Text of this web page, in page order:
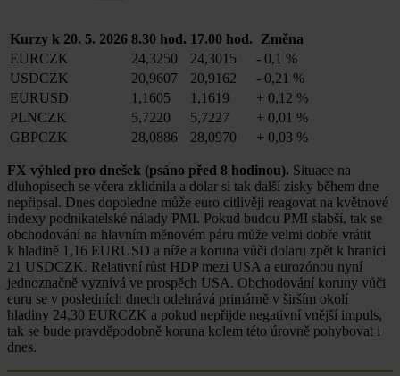
Kurzy k 20. 5. 2026 8.30 hod. 17.00 hod.
Změna
EURCZK
24,3250 24,3015 - 0,1 %
USDCZK
20,9607 20,9162 - 0,21 %
EURUSD
1,1605 1,1619 + 0,12 %
PLNCZK
5,7220 5,7227 + 0,01 %
GBPCZK
28,0886 28,0970 + 0,03 %
FX výhled pro dnešek (psáno před 8 hodinou). Situace na
dluhopisech se včera zklidnila a dolar si tak další zisky během dne
nepřipsal. Dnes dopoledne může euro citlivěji reagovat na květnové
indexy podnikatelské nálady PMI. Pokud budou PMI slabší, tak se
obchodování na hlavním měnovém páru může velmi dobře vrátit
k hladině 1,16 EURUSD a níže a koruna vůči dolaru zpět k hranici
21 USDCZK. Relativní růst HDP mezi USA a eurozónou nyní
jednoznačně vyznívá ve prospěch USA. Obchodování koruny vůči
euru se v posledních dnech odehrává primárně v širším okolí
hladiny 24,30 EURCZK a pokud nepřijde negativní vnější impuls,
tak se bude pravděpodobně koruna kolem této úrovně pohybovat i
dnes.